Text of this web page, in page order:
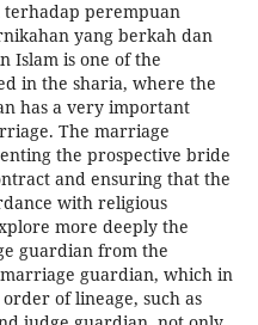
perempuan
yang berkah dan
Islam is one of the
in the sharia, where the
has a very important
The marriage
the prospective bride
and ensuring that the
with religious
more deeply the
guardian from the
guardian, which in
of lineage, such as